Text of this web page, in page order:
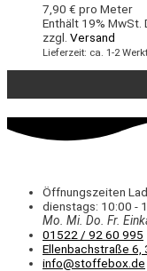
7,90 € pro Meter
Enthält 19% MwSt.
zzgl. Versand
Lieferzeit: ca. 1-2
Öffnungszeiten
dienstags: 10:00 -
Mo. Mi. Do. Fr.
01522 / 92 60 995
Ellenbachstraße 6,
info@stoffebox.de